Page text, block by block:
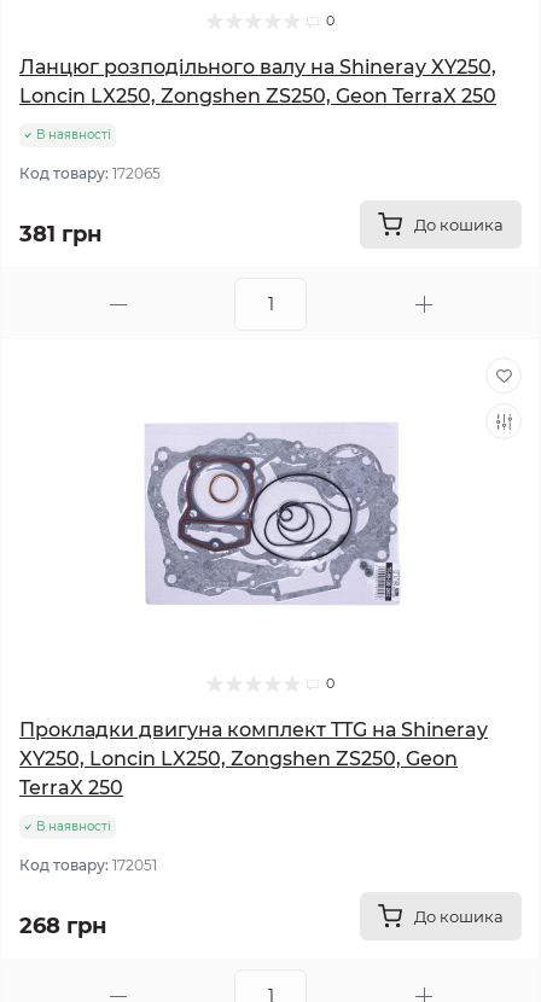
0
Ланцюг розподільного валу на Shineray XY250,
Loncin LX250, Zongshen ZS250, Geon TerraX 250
В наявності
Код товару: 172065
381 грн До кошика
0
Прокладки двигуна комплект TTG на Shineray
XY250, Loncin LX250, Zongshen ZS250, Geon
TerraX 250
В наявності
Код товару: 172051
268 грн До кошика